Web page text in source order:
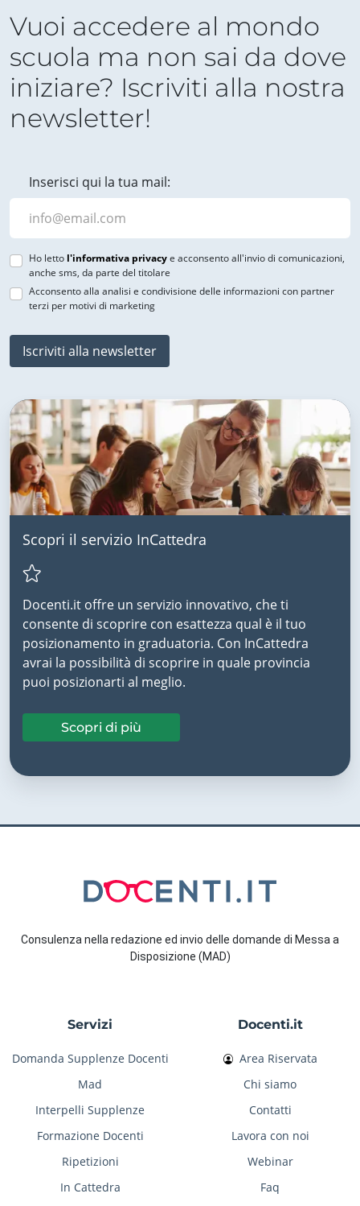
Vuoi accedere al mondo
scuola ma non sai da dove
iniziare? Iscriviti alla nostra
newsletter!
Inserisci qui la tua mail:
Ho letto l'informativa privacye acconsento all'invio di comunicazioni,
anche sms, da parte del titolare
Acconsento alla analisi e condivisione delle informazioni con partner
terzi per motivi di marketing
Iscriviti alla newsletter
Scopri il servizio InCattedra
Docenti.it offre un servizio innovativo, che ti
consente di scoprire con esattezza qual è il tuo
posizionamento in graduatoria. Con InCattedra
avrai la possibilità di scoprire in quale provincia
puoi posizionarti al meglio.
Scopri di più
Consulenza nella redazione ed invio delle domande di Messa a
Disposizione (MAD)
Servizi
Domanda Supplenze Docenti
Mad
Interpelli Supplenze
Formazione Docenti
Ripetizioni
In Cattedra
Docenti.it
Area Riservata
Chi siamo
Contatti
Lavora con noi
Webinar
Faq